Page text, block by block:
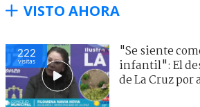
VISTO AHORA
222
visitas
"Se siente
infantil": El
de La Cruz